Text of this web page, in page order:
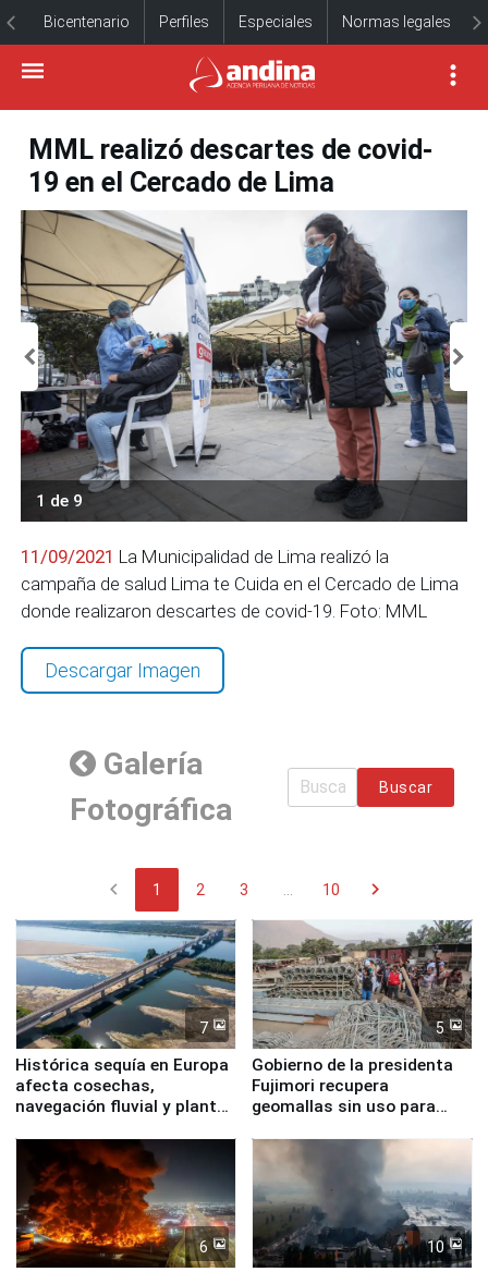
Bicentenario Perfiles Especiales Normas legales
MML realizó descartes de covid-
19 en el Cercado de Lima
1 de 9
11/09/2021 La Municipalidad de Lima realizó la
campaña de salud Lima te Cuida en el Cercado de Lima
donde realizaron descartes de covid-19. Foto: MML
Descargar Imagen
Galería
Fotográfica
Buscar
chevron_left 1 2 3 10 chevron_right
7
Histórica sequía en Europa
afecta cosechas,
navegación fluvial y plantas
5
Gobierno de la presidenta
Fujimori recupera
geomallas sin uso para
Fenómeno El Niño
6 10